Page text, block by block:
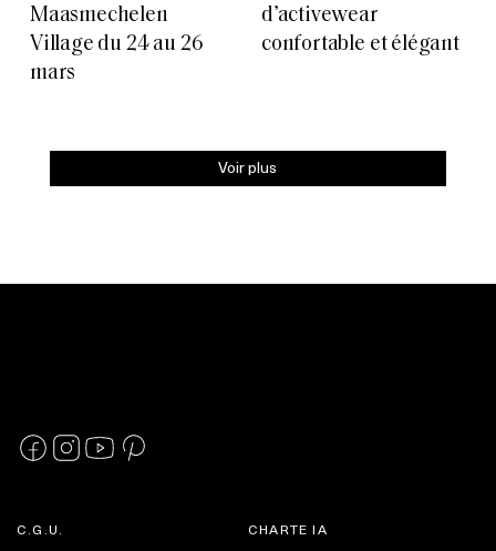
Maasmechelen
Village du 24 au 26
mars
d’activewear
confortable et élégant
Voir plus
C.G.U. CHARTE IA